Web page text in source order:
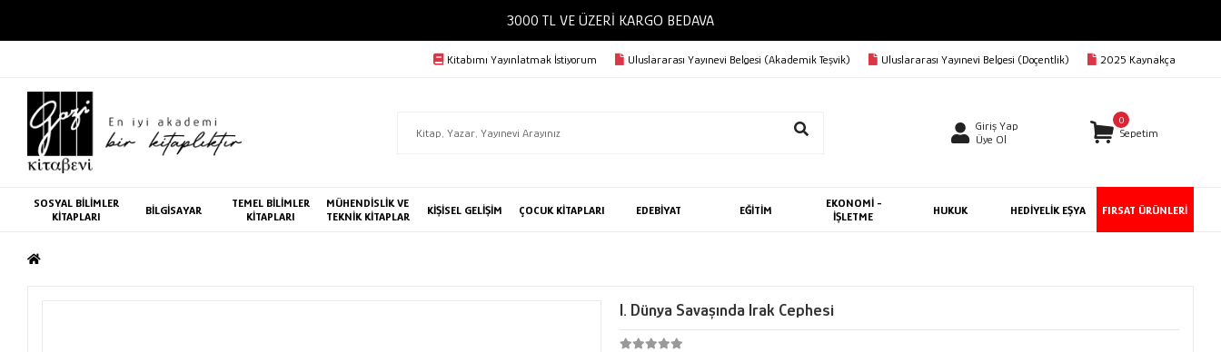
3000 TL VE ÜZERİ KARGO BEDAVA
Kitabımı Yayınlatmak İstiyorum Uluslararası Yayınevi Belgesi (Akademik Teşvik) Uluslararası Yayınevi Belgesi (Doçentlik) 2025 Kaynakça
Giriş Yap
Üye Ol
0
Sepetim
SOSYAL BİLİMLER
KİTAPLARI
BİLGİSAYAR
TEMEL BİLİMLER
KİTAPLARI
MÜHENDİSLİK VE
TEKNİK KİTAPLAR
KİŞİSEL GELİŞİM ÇOCUK KİTAPLARI EDEBİYAT EĞİTİM
EKONOMİ -
İŞLETME
HUKUK HEDİYELİK EŞYA FIRSAT ÜRÜNLERİ
I. Dünya Savaşında Irak Cephesi